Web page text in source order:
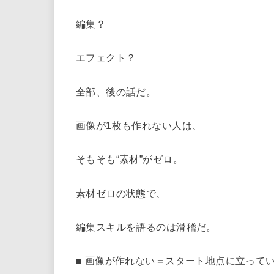
編集？
エフェクト？
全部、後の話だ。
画像が1枚も作れない人は、
そもそも“素材”がゼロ。
素材ゼロの状態で、
編集スキルを語るのは滑稽だ。
■ 画像が作れない＝スタート地点に立って